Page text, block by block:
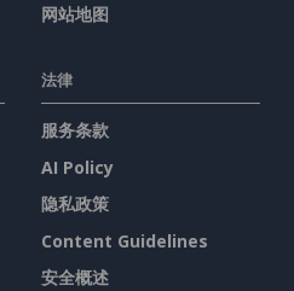
网站地图
法律
服务条款
AI Policy
隐私政策
Content Guidelines
安全概述